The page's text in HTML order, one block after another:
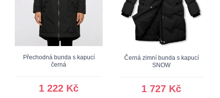
Přechodná bunda s kapucí
černá
1 222 Kč
Černá zimní bunda s kapucí
SNOW
1 727 Kč